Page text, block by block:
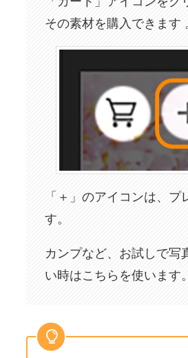
その素材を購入できます
「＋」のアイコンは、プ
す。
カンプなど、お試しで写
い時はこちらを使います。